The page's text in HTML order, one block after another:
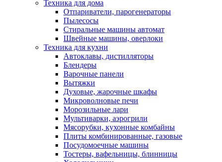
Техника для дома
Отпариватели, парогенераторы
Пылесосы
Стиральные машины автомат
Швейные машины, оверлоки
Техника для кухни
Автоклавы, дистилляторы
Блендеры
Варочные панели
Вытяжки
Духовые, жарочные шкафы
Микроволновые печи
Морозильные лари
Мультиварки, аэрогрили
Мясорубки, кухонные комбайны
Плиты комбинированные, газовые
Посудомоечные машины
Тостеры, вафельницы, блинницы